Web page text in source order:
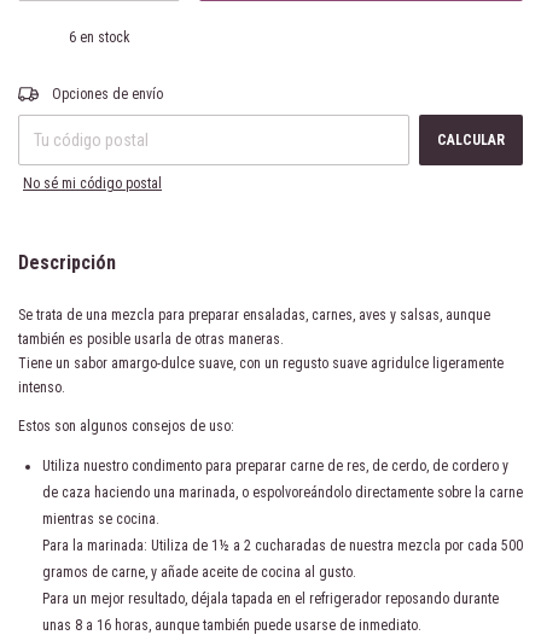
6en stock
Entregas para el CP:
Opciones de envío
CALCULAR
No sé mi código postal
Descripción
Se trata de una mezcla para preparar ensaladas, carnes, aves y salsas, aunque
también es posible usarla de otras maneras.
Tiene un sabor amargo-dulce suave, con un regusto suave agridulce ligeramente
intenso.
Estos son algunos consejos de uso:
Utiliza nuestro condimento para preparar carne de res, de cerdo, de cordero y
de caza haciendo una marinada, o espolvoreándolo directamente sobre la carne
mientras se cocina.
Para la marinada: Utiliza de 1½ a 2 cucharadas de nuestra mezcla por cada 500
gramos de carne, y añade aceite de cocina al gusto.
Para un mejor resultado, déjala tapada en el refrigerador reposando durante
unas 8 a 16 horas, aunque también puede usarse de inmediato.